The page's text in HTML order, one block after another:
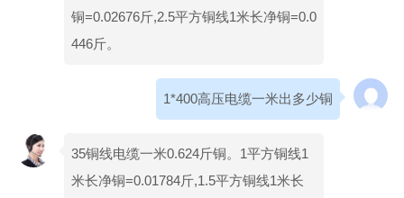
铜=0.02676斤,2.5平方铜线1米长净铜=0.0
446斤。
1*400高压电缆一米出多少铜
35铜线电缆一米0.624斤铜。1平方铜线1
米长净铜=0.01784斤,1.5平方铜线1米长